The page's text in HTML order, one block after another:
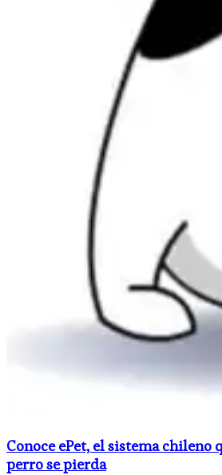
Conoce ePet, el sistema chileno
perro se pierda